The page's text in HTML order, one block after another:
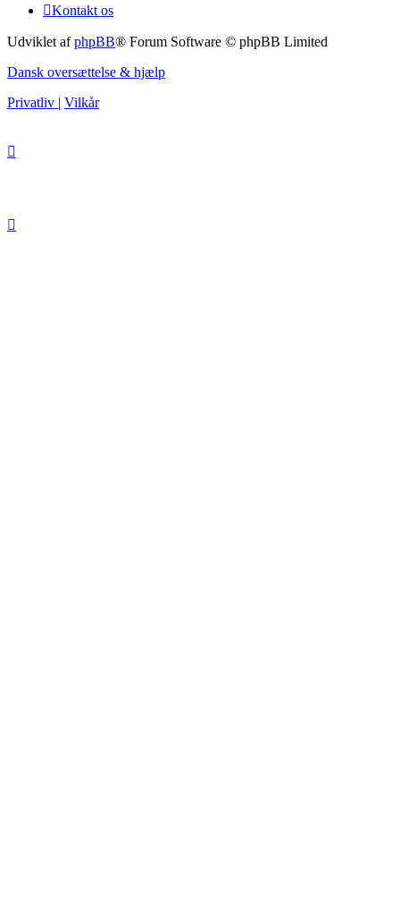
Kontakt os
Udviklet afphpBB® Forum Software © phpBB Limited
Dansk oversættelse & hjælp
Privatliv
Vilkår